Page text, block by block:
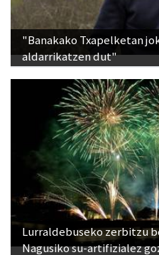
"Banakako Txapelketan
aldarrikatzen dut"
Lurraldebuseko zerbitzu
Nagusiko su-artifizialez